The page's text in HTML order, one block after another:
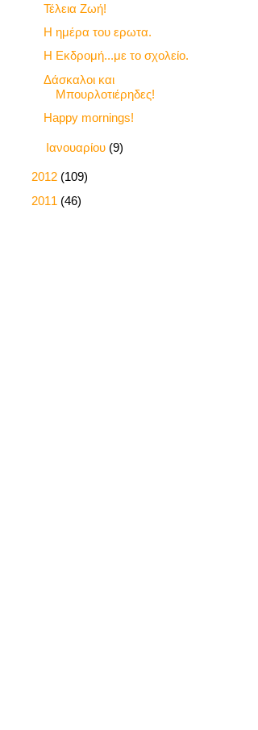
Τέλεια Ζωή!
Η ημέρα του ερωτα.
Η Εκδρομή...με το σχολείο.
Δάσκαλοι και
Μπουρλοτιέρηδες!
Happy mornings!
Ιανουαρίου (9)
2012 (109)
2011 (46)